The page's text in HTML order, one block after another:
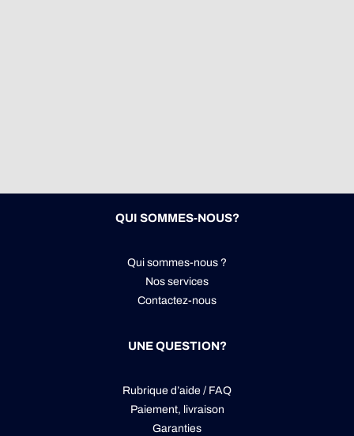
QUI SOMMES-NOUS?
Qui sommes-nous ?
Nos services
Contactez-nous
UNE QUESTION?
Rubrique d’aide / FAQ
Paiement, livraison
Garanties